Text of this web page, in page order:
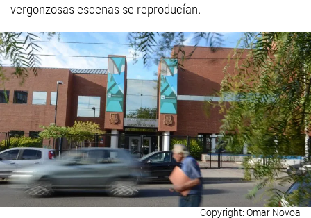
vergonzosas escenas se reproducían.
Omar Novoa